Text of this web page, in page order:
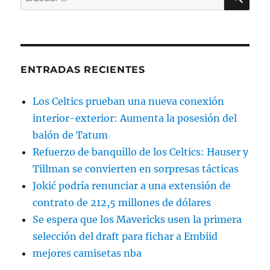
por:
ENTRADAS RECIENTES
Los Celtics prueban una nueva conexión
interior-exterior: Aumenta la posesión del
balón de Tatum
Refuerzo de banquillo de los Celtics: Hauser y
Tillman se convierten en sorpresas tácticas
Jokić podría renunciar a una extensión de
contrato de 212,5 millones de dólares
Se espera que los Mavericks usen la primera
selección del draft para fichar a Embiid
mejores camisetas nba